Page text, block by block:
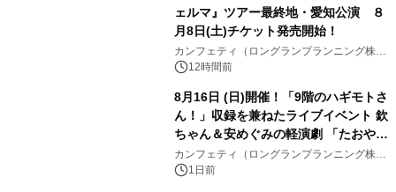
ェルマ』ツアー最終地・愛知公演 ８
月8日(土)チケット発売開始！
カンフェティ（ロングランプランニング株式
会社）
12時間前
8月16日 (日)開催！「9階のハギモトさ
ん！」収録を兼ねたライブイベント 欽
ちゃん＆安めぐみの軽演劇 「たおやか
な心」 チケット販売中
カンフェティ（ロングランプランニング株式
会社）
1日前